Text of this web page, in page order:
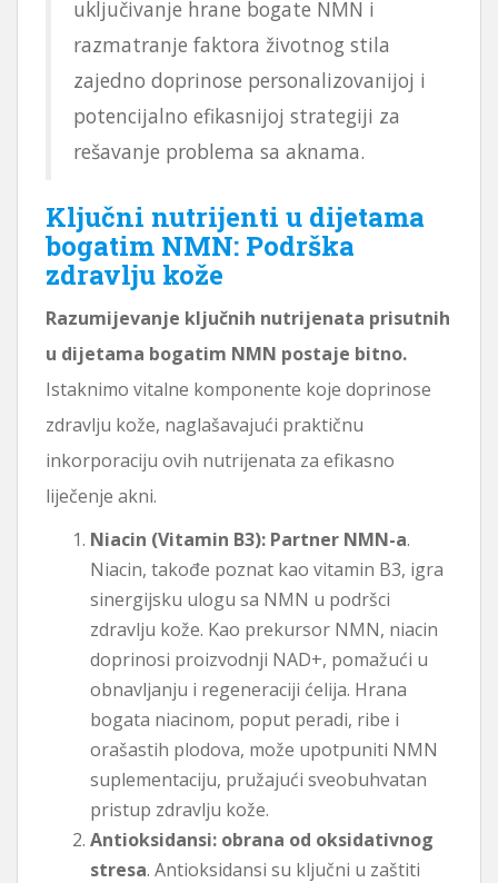
uključivanje hrane bogate NMN i
razmatranje faktora životnog stila
zajedno doprinose personalizovanijoj i
potencijalno efikasnijoj strategiji za
rešavanje problema sa aknama.
Ključni nutrijenti u dijetama
bogatim NMN: Podrška
zdravlju kože
Razumijevanje ključnih nutrijenata prisutnih
u dijetama bogatim NMN postaje bitno.
Istaknimo vitalne komponente koje doprinose
zdravlju kože, naglašavajući praktičnu
inkorporaciju ovih nutrijenata za efikasno
liječenje akni.
Niacin (Vitamin B3): Partner NMN-a.
Niacin, takođe poznat kao vitamin B3, igra
sinergijsku ulogu sa NMN u podršci
zdravlju kože. Kao prekursor NMN, niacin
doprinosi proizvodnji NAD+, pomažući u
obnavljanju i regeneraciji ćelija. Hrana
bogata niacinom, poput peradi, ribe i
orašastih plodova, može upotpuniti NMN
suplementaciju, pružajući sveobuhvatan
pristup zdravlju kože.
Antioksidansi: obrana od oksidativnog
stresa. Antioksidansi su ključni u zaštiti